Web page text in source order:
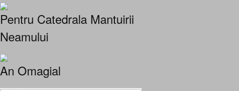
Pentru Catedrala Mantuirii
Neamului
An Omagial